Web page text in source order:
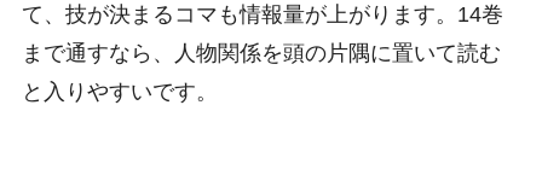
て、技が決まるコマも情報量が上がります。14巻
まで通すなら、人物関係を頭の片隅に置いて読む
と入りやすいです。